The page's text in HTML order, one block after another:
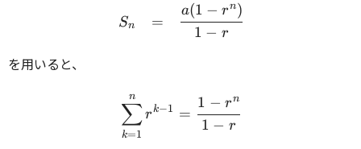
\begin{array}{rcl} S_n
Sn =
1 − r
a(1 − rn)
を用いると、
\begin{array}{rcl}
k=1
∑
n
rk−1 =
1 − r
1 − rn